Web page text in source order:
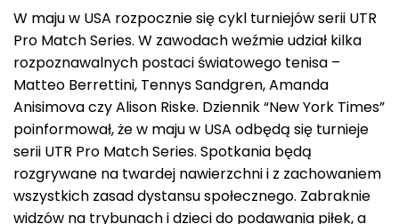
W maju w USA rozpocznie się cykl turniejów serii UTR
Pro Match Series. W zawodach weźmie udział kilka
rozpoznawalnych postaci światowego tenisa –
Matteo Berrettini, Tennys Sandgren, Amanda
Anisimova czy Alison Riske. Dziennik “New York Times”
poinformował, że w maju w USA odbędą się turnieje
serii UTR Pro Match Series. Spotkania będą
rozgrywane na twardej nawierzchni i z zachowaniem
wszystkich zasad dystansu społecznego. Zabraknie
widzów na trybunach i dzieci do podawania piłek, a